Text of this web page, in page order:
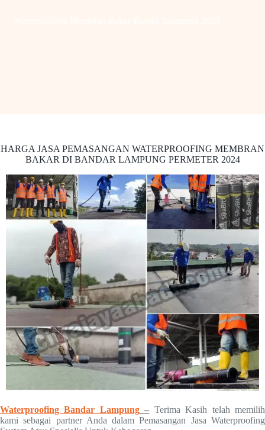
HARGA JASA PEMASANGAN WATERPROOFING MEMBRAN
BAKAR DI BANDAR LAMPUNG PERMETER 2024
Waterproofing Bandar Lampung – Terima Kasih telah memilih
kami sebagai partner Anda dalam Pemasangan Jasa Waterproofing